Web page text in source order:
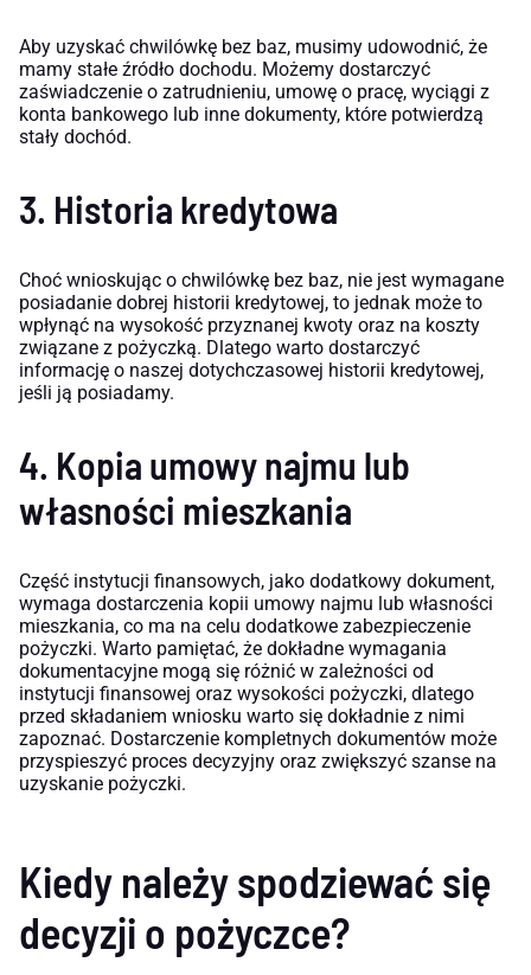
Aby uzyskać chwilówkę bez baz, musimy udowodnić, że
mamy stałe źródło dochodu. Możemy dostarczyć
zaświadczenie o zatrudnieniu, umowę o pracę, wyciągi z
konta bankowego lub inne dokumenty, które potwierdzą
stały dochód.
3. Historia kredytowa
Choć wnioskując o chwilówkę bez baz, nie jest wymagane
posiadanie dobrej historii kredytowej, to jednak może to
wpłynąć na wysokość przyznanej kwoty oraz na koszty
związane z pożyczką. Dlatego warto dostarczyć
informację o naszej dotychczasowej historii kredytowej,
jeśli ją posiadamy.
4. Kopia umowy najmu lub
własności mieszkania
Część instytucji finansowych, jako dodatkowy dokument,
wymaga dostarczenia kopii umowy najmu lub własności
mieszkania, co ma na celu dodatkowe zabezpieczenie
pożyczki. Warto pamiętać, że dokładne wymagania
dokumentacyjne mogą się różnić w zależności od
instytucji finansowej oraz wysokości pożyczki, dlatego
przed składaniem wniosku warto się dokładnie z nimi
zapoznać. Dostarczenie kompletnych dokumentów może
przyspieszyć proces decyzyjny oraz zwiększyć szanse na
uzyskanie pożyczki.
Kiedy należy spodziewać się
decyzji o pożyczce?